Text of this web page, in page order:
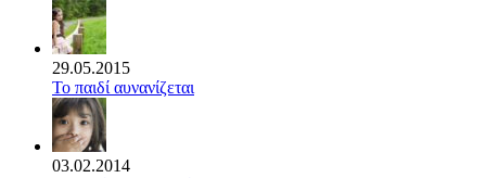
29.05.2015
Το παιδί αυνανίζεται
03.02.2014